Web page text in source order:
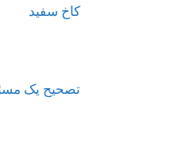
کاخ سفید
تصحیح یک